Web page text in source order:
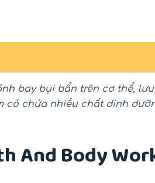
bay bụi bẩn trên cơ thể,
có chứa nhiều chất dinh
And Body